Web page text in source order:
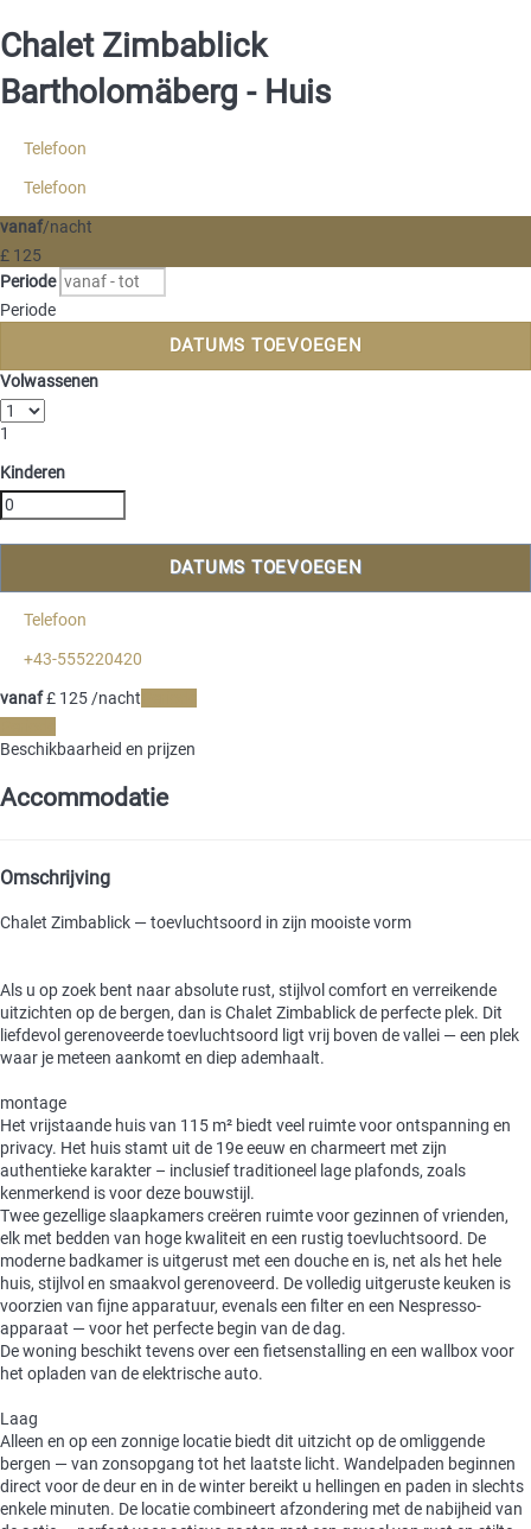
Chalet Zimbablick
Bartholomäberg - Huis
Telefoon
Telefoon
vanaf/nacht
£ 125
Periode
Periode
DATUMS TOEVOEGEN
Volwassenen
1
Kinderen
DATUMS TOEVOEGEN
Telefoon
+43-555220420
vanaf£ 125 /nacht
Beschikbaarheid en prijzen
Accommodatie
Omschrijving
Chalet Zimbablick — toevluchtsoord in zijn mooiste vorm
Als u op zoek bent naar absolute rust, stijlvol comfort en verreikende
uitzichten op de bergen, dan is Chalet Zimbablick de perfecte plek. Dit
liefdevol gerenoveerde toevluchtsoord ligt vrij boven de vallei — een plek
waar je meteen aankomt en diep ademhaalt.
montage
Het vrijstaande huis van 115 m² biedt veel ruimte voor ontspanning en
privacy. Het huis stamt uit de 19e eeuw en charmeert met zijn
authentieke karakter – inclusief traditioneel lage plafonds, zoals
kenmerkend is voor deze bouwstijl.
Twee gezellige slaapkamers creëren ruimte voor gezinnen of vrienden,
elk met bedden van hoge kwaliteit en een rustig toevluchtsoord. De
moderne badkamer is uitgerust met een douche en is, net als het hele
huis, stijlvol en smaakvol gerenoveerd. De volledig uitgeruste keuken is
voorzien van fijne apparatuur, evenals een filter en een Nespresso-
apparaat — voor het perfecte begin van de dag.
De woning beschikt tevens over een fietsenstalling en een wallbox voor
het opladen van de elektrische auto.
Laag
Alleen en op een zonnige locatie biedt dit uitzicht op de omliggende
bergen — van zonsopgang tot het laatste licht. Wandelpaden beginnen
direct voor de deur en in de winter bereikt u hellingen en paden in slechts
enkele minuten. De locatie combineert afzondering met de nabijheid van